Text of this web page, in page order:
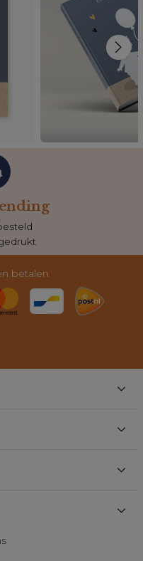
betalen